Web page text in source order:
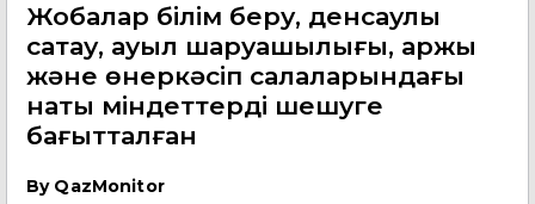
Жобалар білім беру, денсаулық
сақтау, ауыл шаруашылығы, қаржы
және өнеркәсіп салаларындағы
нақты міндеттерді шешуге
бағытталған
By QazMonitor